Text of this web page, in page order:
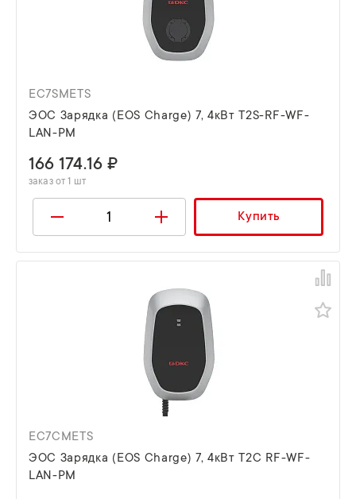
EC7SMETS
ЭОС Зарядка (EOS Charge) 7, 4кВт T2S-RF-WF-
LAN-PM
166 174.16 ₽
заказ от 1 шт
Купить
EC7CMETS
ЭОС Зарядка (EOS Charge) 7, 4кВт T2C RF-WF-
LAN-PM